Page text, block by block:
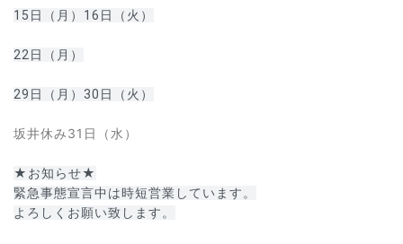
15日（月）16日（火）
22日（月）
坂井休み31日（水）
★お知らせ★
緊急事態宣言中は時短営業しています。
よろしくお願い致します。